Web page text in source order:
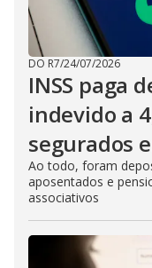
DO R7/24/07/2026
INSS paga
indevido a
segurados
Ao todo, foram
aposentados e
associativos